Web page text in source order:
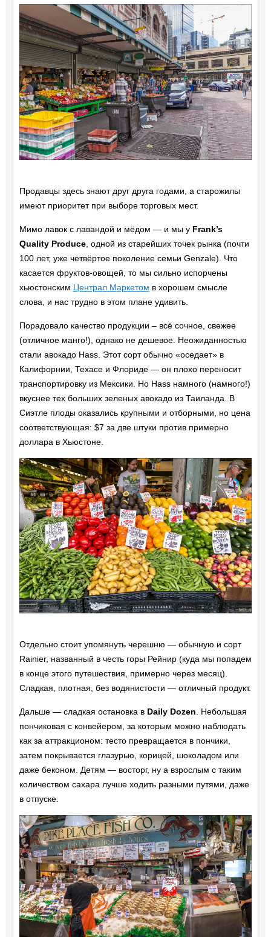
Продавцы здесь знают друг друга годами, а старожилы
имеют приоритет при выборе торговых мест.
Мимо лавок с лавандой и мёдом — и мы у Frank’s
Quality Produce, одной из старейших точек рынка (почти
100 лет, уже четвёртое поколение семьи Genzale). Что
касается фруктов-овощей, то мы сильно испорчены
хьюстонским Централ Маркетом в хорошем смысле
слова, и нас трудно в этом плане удивить.
Порадовало качество продукции – всё сочное, свежее
(отличное манго!), однако не дешевое. Неожиданностью
стали авокадо Hass. Этот сорт обычно «оседает» в
Калифорнии, Техасе и Флориде — он плохо переносит
транспортировку из Мексики. Но Hass намного (намного!)
вкуснее тех больших зеленых авокадо из Таиланда. В
Сиэтле плоды оказались крупными и отборными, но цена
соответствующая: $7 за две штуки против примерно
доллара в Хьюстоне.
Отдельно стоит упомянуть черешню — обычную и сорт
Rainier, названный в честь горы Рейнир (куда мы попадем
в конце этого путешествия, примерно через месяц).
Сладкая, плотная, без водянистости — отличный продукт.
Дальше — сладкая остановка в Daily Dozen . Небольшая
пончиковая с конвейером, за которым можно наблюдать
как за аттракционом: тесто превращается в пончики,
затем покрывается глазурью, корицей, шоколадом или
даже беконом. Детям — восторг, ну а взрослым с таким
количеством сахара лучше ходить разными путями, даже
в отпуске.